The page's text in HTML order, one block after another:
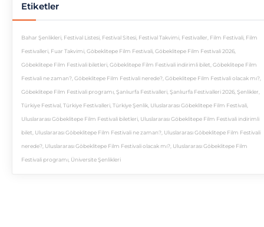
Etiketler
Bahar Şenlikleri, Festival Listesi, Festival Sitesi, Festival Takvimi, Festivaller, Film Festivali, Film
Festivalleri, Fuar Takvimi, Göbeklitepe Film Festivali, Göbeklitepe Film Festivali 2026,
Göbeklitepe Film Festivali biletleri, Göbeklitepe Film Festivali indirimli bilet, Göbeklitepe Film
Festivali ne zaman?, Göbeklitepe Film Festivali nerede?, Göbeklitepe Film Festivali olacak mı?,
Göbeklitepe Film Festivali programı, Şanlıurfa Festivalleri, Şanlıurfa Festivalleri 2026, Şenlikler,
Türkiye Festival , Türkiye Festivalleri, Türkiye Şenlik, Uluslararası Göbeklitepe Film Festivali,
Uluslararası Göbeklitepe Film Festivali biletleri, Uluslararası Göbeklitepe Film Festivali indirimli
bilet, Uluslararası Göbeklitepe Film Festivali ne zaman?, Uluslararası Göbeklitepe Film Festivali
nerede?, Uluslararası Göbeklitepe Film Festivali olacak mı?, Uluslararası Göbeklitepe Film
Festivali programı, Üniversite Şenlikleri